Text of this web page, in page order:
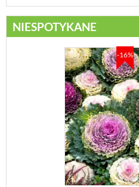
NIESPOTYKANE
-16%